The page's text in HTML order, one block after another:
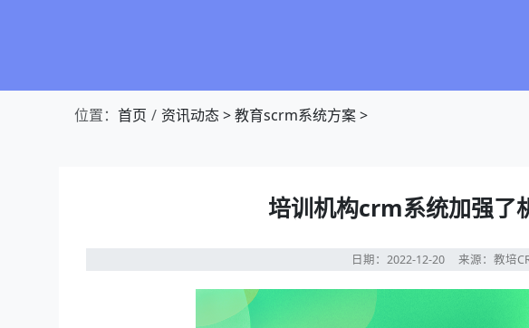
位置： 首页 资讯动态>教育scrm系统方案>
培训机构crm系统加强了
日期：2022-12-20来源：教培